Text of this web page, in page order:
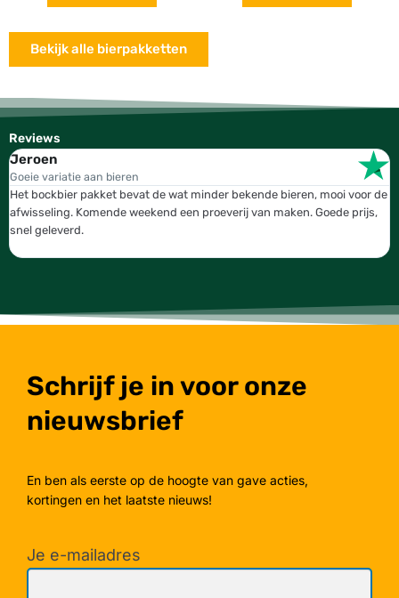
Bekijk alle bierpakketten
Reviews
Jeroen
Goeie variatie aan bieren
Het bockbier pakket bevat de wat minder bekende bieren, mooi voor de
afwisseling. Komende weekend een proeverij van maken. Goede prijs,
snel geleverd.
Schrijf je in voor onze
nieuwsbrief
En ben als eerste op de hoogte van gave acties,
kortingen en het laatste nieuws!
Je e-mailadres